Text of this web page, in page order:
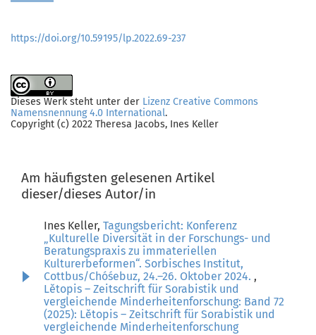
https://doi.org/10.59195/lp.2022.69-237
Dieses Werk steht unter der Lizenz Creative Commons
Namensnennung 4.0 International.
Copyright (c) 2022 Theresa Jacobs, Ines Keller
Am häufigsten gelesenen Artikel
dieser/dieses Autor/in
Ines Keller, Tagungsbericht: Konferenz
„Kulturelle Diversität in der Forschungs- und
Beratungspraxis zu immateriellen
Kulturerbeformen“. Sorbisches Institut,
Cottbus/Chóśebuz, 24.–26. Oktober 2024. ,
Lětopis – Zeitschrift für Sorabistik und
vergleichende Minderheitenforschung: Band 72
(2025): Lětopis – Zeitschrift für Sorabistik und
vergleichende Minderheitenforschung